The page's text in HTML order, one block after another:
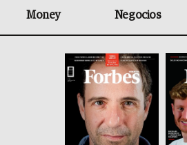
Money Negocios